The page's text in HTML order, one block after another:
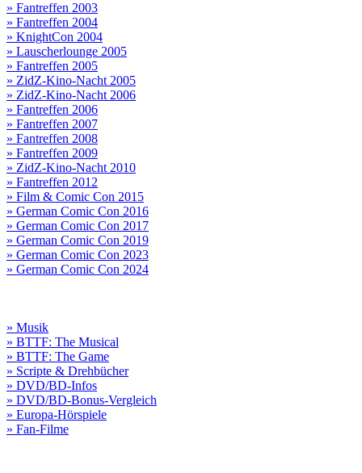
» Fantreffen 2003
» Fantreffen 2004
» KnightCon 2004
» Lauscherlounge 2005
» Fantreffen 2005
» ZidZ-Kino-Nacht 2005
» ZidZ-Kino-Nacht 2006
» Fantreffen 2006
» Fantreffen 2007
» Fantreffen 2008
» Fantreffen 2009
» ZidZ-Kino-Nacht 2010
» Fantreffen 2012
» Film & Comic Con 2015
» German Comic Con 2016
» German Comic Con 2017
» German Comic Con 2019
» German Comic Con 2023
» German Comic Con 2024
» Musik
» BTTF: The Musical
» BTTF: The Game
» Scripte & Drehbücher
» DVD/BD-Infos
» DVD/BD-Bonus-Vergleich
» Europa-Hörspiele
» Fan-Filme